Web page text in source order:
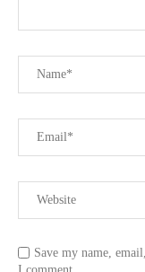
Save my name,